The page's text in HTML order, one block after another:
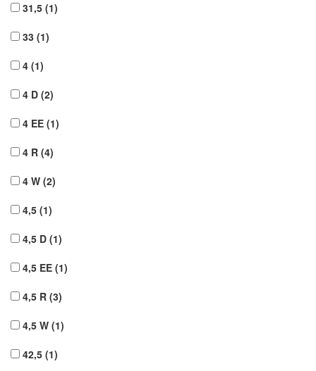
31,5 (1)
33 (1)
4 (1)
4 D (2)
4 EE (1)
4 R (4)
4 W (2)
4,5 (1)
4,5 D (1)
4,5 EE (1)
4,5 R (3)
4,5 W (1)
42,5 (1)